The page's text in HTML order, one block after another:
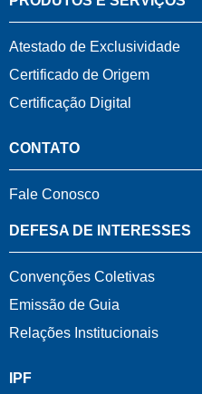
Atestado de Exclusividade
Certificado de Origem
Certificação Digital
CONTATO
Fale Conosco
DEFESA DE INTERESSES
Convenções Coletivas
Emissão de Guia
Relações Institucionais
IPF